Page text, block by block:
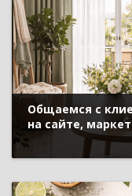
Общаемся с
на сайте,